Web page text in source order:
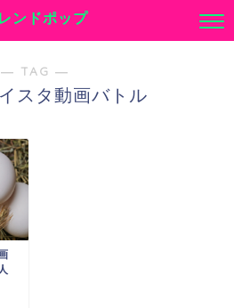
ンドポップ
― TAG ―
スタ動画バトル